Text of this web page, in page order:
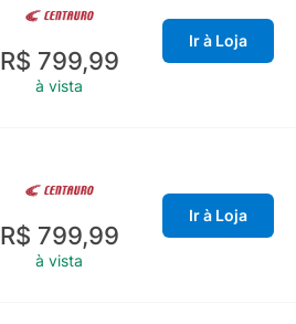
R$ 799,99
à vista
Ir à Loja
R$ 799,99
à vista
Ir à Loja